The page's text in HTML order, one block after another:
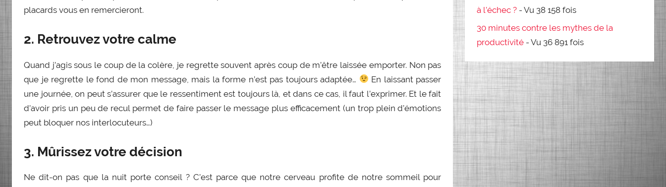
placards vous en remercieront.
2. Retrouvez votre calme
Quand j’agis sous le coup de la colère, je regrette souvent après coup de m’être laissée emporter. Non pas
que je regrette le fond de mon message, mais la forme n’est pas toujours adaptée…
En laissant passer
une journée, on peut s’assurer que le ressentiment est toujours là, et dans ce cas, il faut l’exprimer. Et le fait
d’avoir pris un peu de recul permet de faire passer le message plus efficacement (un trop plein d’émotions
peut bloquer nos interlocuteurs…)
3. Mûrissez votre décision
Ne dit-on pas que la nuit porte conseil ? C’est parce que notre cerveau profite de notre sommeil pour
à l’échec ? - Vu 38 158 fois
30 minutes contre les mythes de la
productivité - Vu 36 891 fois